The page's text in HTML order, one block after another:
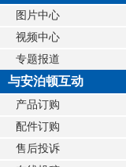
图片中心
视频中心
专题报道
与安泊顿互动
产品订购
配件订购
售后投诉